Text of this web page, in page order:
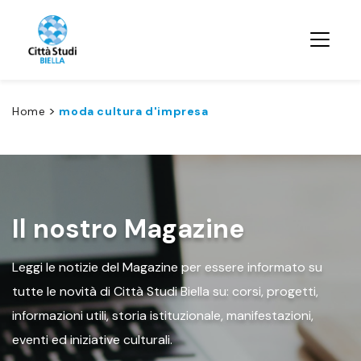
Home > moda cultura d'impresa
Il nostro Magazine
Leggi le notizie del Magazine per essere informato su
tutte le novità di Città Studi Biella su: corsi, progetti,
informazioni utili, storia istituzionale, manifestazioni,
eventi ed iniziative culturali.